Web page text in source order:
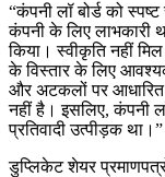
“कंपनी लॉ बोर्ड को
कंपनी के लिए लाभकारी
किया। स्वीकृति नहीं मिल
के विस्तार के लिए
और अटकलों पर आधारित है
नहीं है। इसलिए, कंपनी
प्रतिवादी उत्पीड़क था।”
डुप्लिकेट शेयर